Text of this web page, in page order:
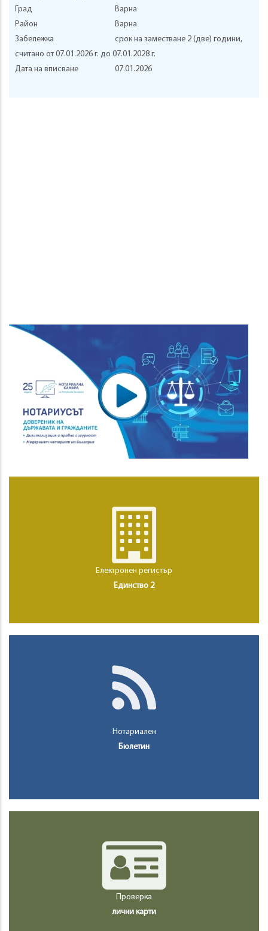
Град
Варна
Район
Варна
Забележка
срок на заместване 2 (две) години,
считано от 07.01.2026 г. до 07.01.2028 г.
Дата на вписване
07.01.2026
Електронен регистър
Единство 2
Нотариален
Бюлетин
Проверка
лични карти